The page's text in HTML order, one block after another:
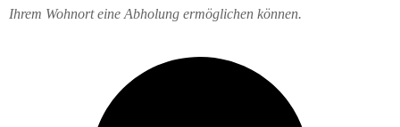
Ihrem Wohnort eine Abholung ermöglichen können.